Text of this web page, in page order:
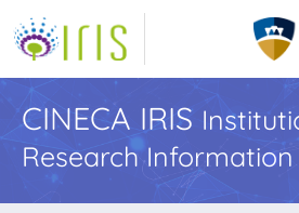
CINECA IRIS
Research